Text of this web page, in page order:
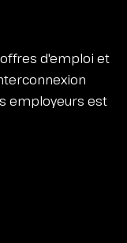
d'emploi et
employeurs est